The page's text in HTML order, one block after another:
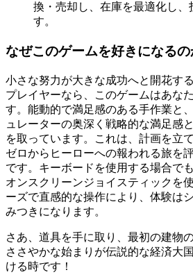
換・売却し、在庫を最適化し、
す。
なぜこのゲームを好きになるの
小さな努力が大きな成功へと開花す
プレイヤーなら、このゲームはあな
す。能動的で満足感のある手作業と
ュレーターの奥深く戦略的な満足感
を取っています。これは、計画を立
ゼロからヒーローへの報われる旅を
です。キーボードを使用する場合で
オンスクリーンジョイスティックを
ーズで直感的な操作により、体験は
みつきになります。
さあ、道具を手に取り、最初の建物
ささやかな始まりが伝説的な経済大
ける時です！